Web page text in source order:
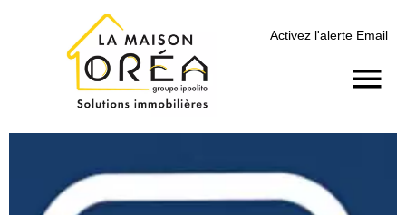
Activez l'alerte Email